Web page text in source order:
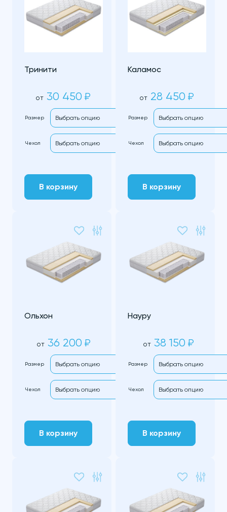
Тринити
от 30 450 ₽
Размер
Чехол
В корзину
Каламос
от 28 450 ₽
Размер
Чехол
В корзину
Ольхон
от 36 200 ₽
Размер
Чехол
В корзину
Науру
от 38 150 ₽
Размер
Чехол
В корзину